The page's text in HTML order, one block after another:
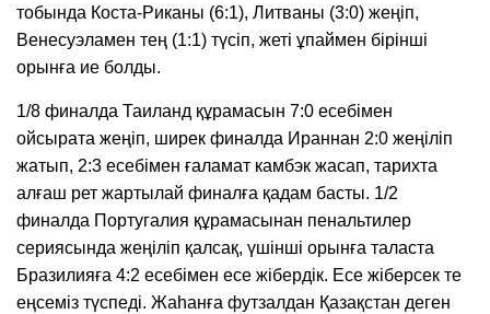
тобында Коста-Риканы (6:1), Литваны (3:0) жеңіп,
Венесуэламен тең (1:1) түсіп, жеті ұпаймен бірінші
орынға ие болды.
1/8 финалда Таиланд құрамасын 7:0 есебімен
ойсырата жеңіп, ширек финалда Ираннан 2:0 жеңіліп
жатып, 2:3 есебімен ғаламат камбэк жасап, тарихта
алғаш рет жартылай финалға қадам басты. 1/2
финалда Португалия құрамасынан пенальтилер
сериясында жеңіліп қалсақ, үшінші орынға таласта
Бразилияға 4:2 есебімен есе жібердік. Есе жіберсек те
еңсеміз түспеді. Жаһанға футзалдан Қазақстан деген